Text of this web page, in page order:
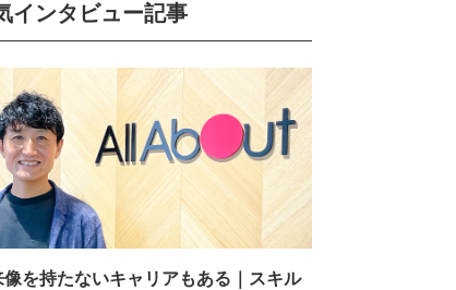
インタビュー記事
像を持たないキャリアもある｜スキル